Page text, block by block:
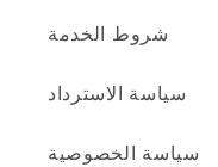
شروط الخدمة
سياسة الاسترداد
سياسة الخصوصية